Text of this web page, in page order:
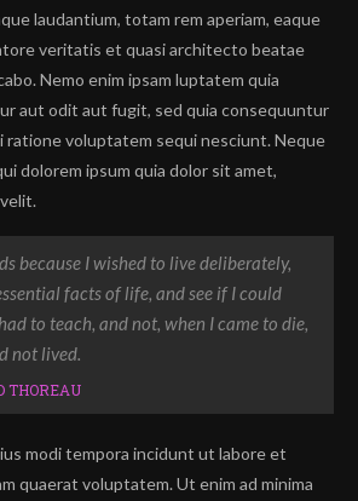
laudantium, totam rem aperiam, eaque
veritatis et quasi architecto beatae
Nemo enim ipsam luptatem quia
aut odit aut fugit, sed quia consequuntur
ratione voluptatem sequi nesciunt. Neque
dolorem ipsum quia dolor sit amet,
because I wished to live deliberately,
facts of life, and see if I could
to teach, and not, when I came to die,
not lived.
THOREAU
modi tempora incidunt ut labore et
quaerat voluptatem. Ut enim ad minima